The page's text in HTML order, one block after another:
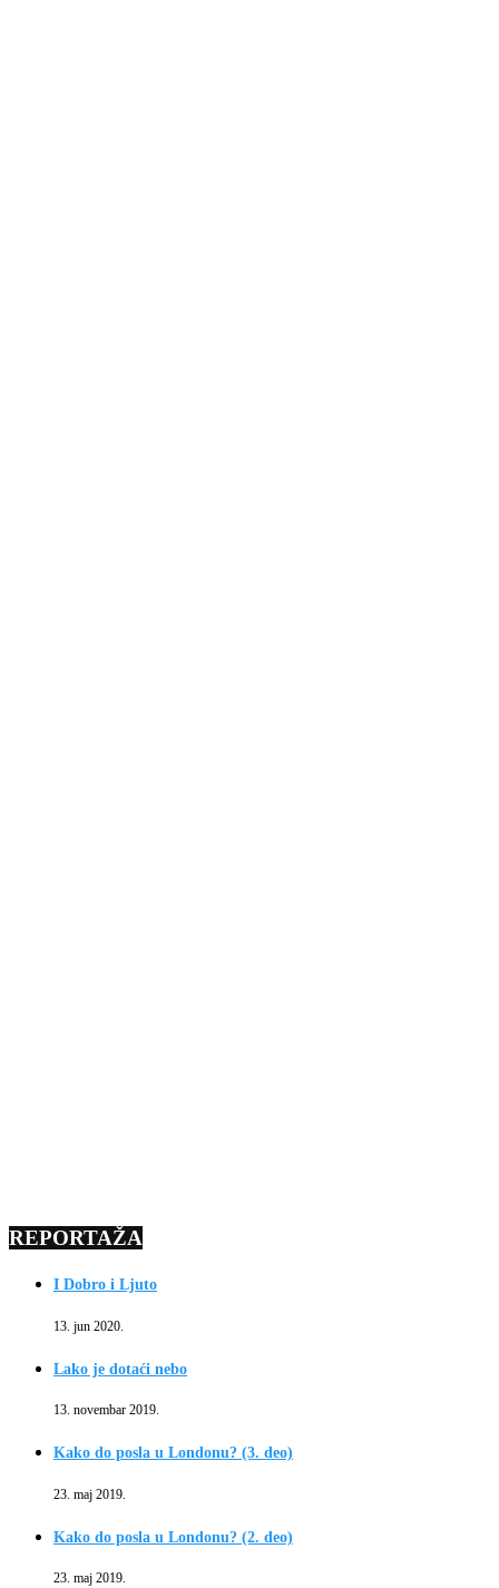
REPORTAŽA
I Dobro i Ljuto
13. jun 2020.
Lako je dotaći nebo
13. novembar 2019.
Kako do posla u Londonu? (3. deo)
23. maj 2019.
Kako do posla u Londonu? (2. deo)
23. maj 2019.